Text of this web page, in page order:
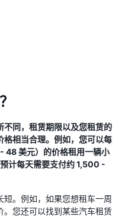
不同，租赁期限以及您租赁的
格相当合理。例如，您可以每
美元）的价格租用一辆小
计每天需要支付约 1,500 -
。例如，如果您想租车一周
。您还可以找到某些汽车租赁